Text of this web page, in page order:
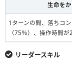
生命を
1ターンの間、落ちコ
（75％）、操作時間が2
リーダースキル